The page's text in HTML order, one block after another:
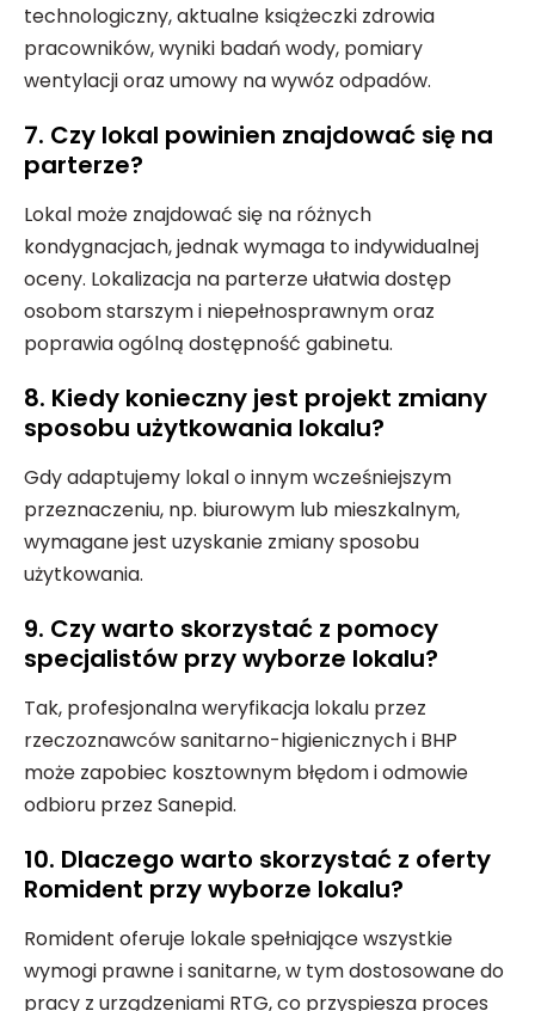
technologiczny, aktualne książeczki zdrowia
pracowników, wyniki badań wody, pomiary
wentylacji oraz umowy na wywóz odpadów.
7. Czy lokal powinien znajdować się na
parterze?
Lokal może znajdować się na różnych
kondygnacjach, jednak wymaga to indywidualnej
oceny. Lokalizacja na parterze ułatwia dostęp
osobom starszym i niepełnosprawnym oraz
poprawia ogólną dostępność gabinetu.
8. Kiedy konieczny jest projekt zmiany
sposobu użytkowania lokalu?
Gdy adaptujemy lokal o innym wcześniejszym
przeznaczeniu, np. biurowym lub mieszkalnym,
wymagane jest uzyskanie zmiany sposobu
użytkowania.
9. Czy warto skorzystać z pomocy
specjalistów przy wyborze lokalu?
Tak, profesjonalna weryfikacja lokalu przez
rzeczoznawców sanitarno-higienicznych i BHP
może zapobiec kosztownym błędom i odmowie
odbioru przez Sanepid.
10. Dlaczego warto skorzystać z oferty
Romident przy wyborze lokalu?
Romident oferuje lokale spełniające wszystkie
wymogi prawne i sanitarne, w tym dostosowane do
pracy z urządzeniami RTG, co przyspiesza proces